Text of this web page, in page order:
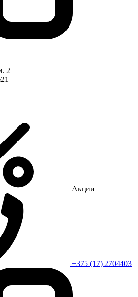
2
Акции
+375 (17) 2704403